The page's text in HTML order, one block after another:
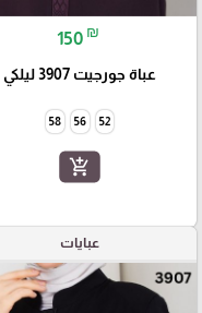
150 ₪
عباة جورجيت 3907 ليلكي
52
56
58
add_shopping_cart
عبايات